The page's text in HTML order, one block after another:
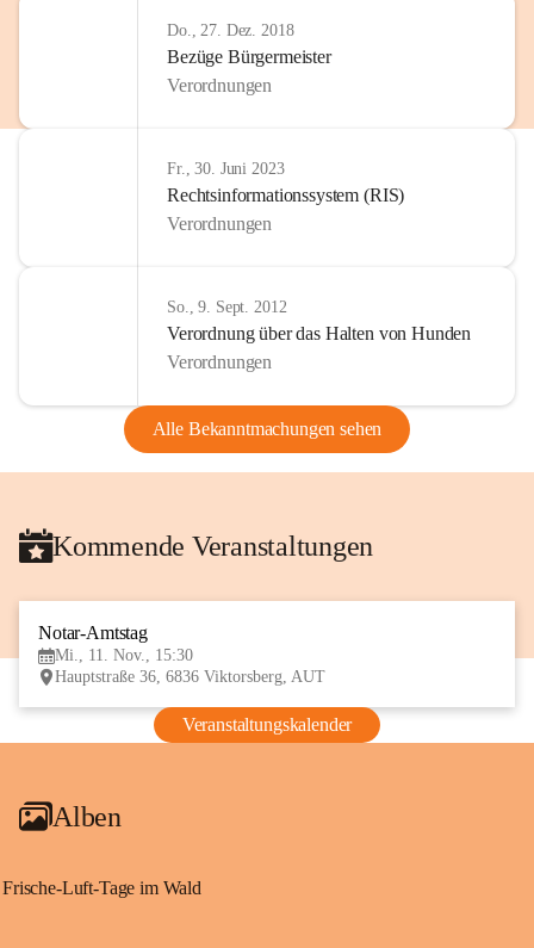
Do., 27. Dez. 2018
Bezüge Bürgermeister
Verordnungen
Fr., 30. Juni 2023
Rechtsinformationssystem (RIS)
Verordnungen
So., 9. Sept. 2012
Verordnung über das Halten von Hunden
Verordnungen
Alle Bekanntmachungen sehen
Kommende Veranstaltungen
Notar-Amtstag
Mi., 11. Nov., 15:30
Hauptstraße 36, 6836 Viktorsberg, AUT
Veranstaltungskalender
Alben
Frische-Luft-Tage im Wald